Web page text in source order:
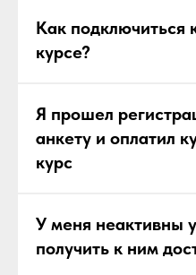
Как подключиться
курсе?
Я прошел
анкету и оплатил
курс
У меня неактивны
получить к ним